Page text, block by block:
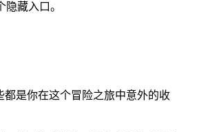
藏入口。
是你在这个冒险之旅中意外的收